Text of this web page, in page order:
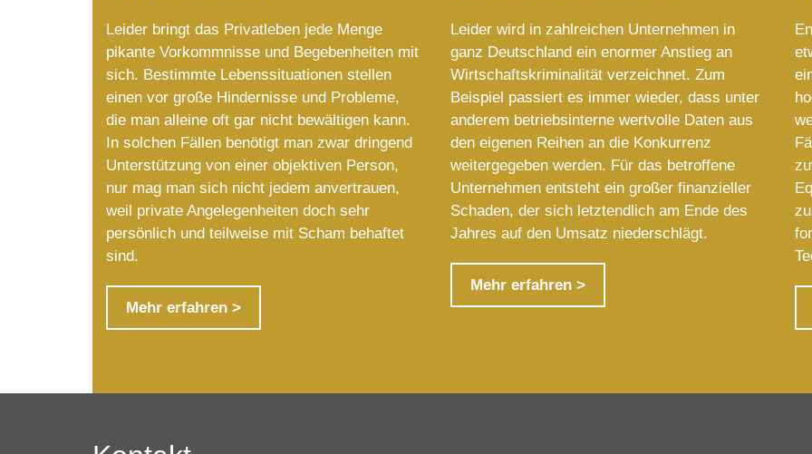
Leider bringt das Privatleben jede Menge
pikante Vorkommnisse und Begebenheiten mit
sich. Bestimmte Lebenssituationen stellen
einen vor große Hindernisse und Probleme,
die man alleine oft gar nicht bewältigen kann.
In solchen Fällen benötigt man zwar dringend
Unterstützung von einer objektiven Person,
nur mag man sich nicht jedem anvertrauen,
weil private Angelegenheiten doch sehr
persönlich und teilweise mit Scham behaftet
sind.
Mehr erfahren >
Leider wird in zahlreichen Unternehmen in
ganz Deutschland ein enormer Anstieg an
Wirtschaftskriminalität verzeichnet. Zum
Beispiel passiert es immer wieder, dass unter
anderem betriebsinterne wertvolle Daten aus
den eigenen Reihen an die Konkurrenz
weitergegeben werden. Für das betroffene
Unternehmen entsteht ein großer finanzieller
Schaden, der sich letztendlich am Ende des
Jahres auf den Umsatz niederschlägt.
Mehr erfahren >